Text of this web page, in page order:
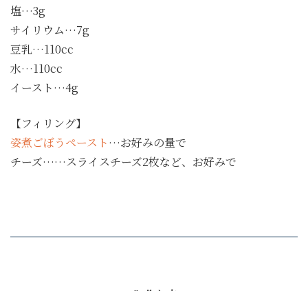
塩…3g
サイリウム…7g
豆乳…110cc
水…110cc
イースト…4g
【フィリング】
姿煮ごぼうペースト…お好みの量で
チーズ……スライスチーズ2枚など、お好みで